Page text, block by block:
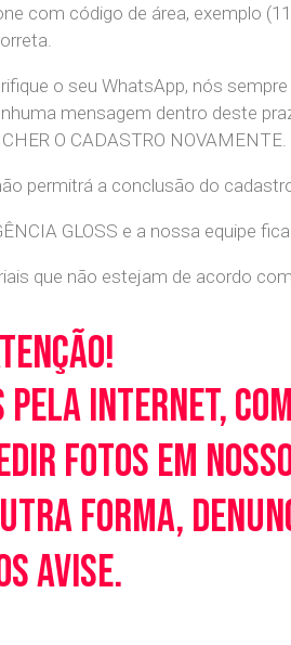
código de área, exemplo
o seu WhatsApp, nós
mensagem dentro deste
O CADASTRO NOVAMENTE.
permitrá a conclusão do
GLOSS e a nossa equipe
que não estejam de acordo
Internet,
fotos em
forma,
avise.